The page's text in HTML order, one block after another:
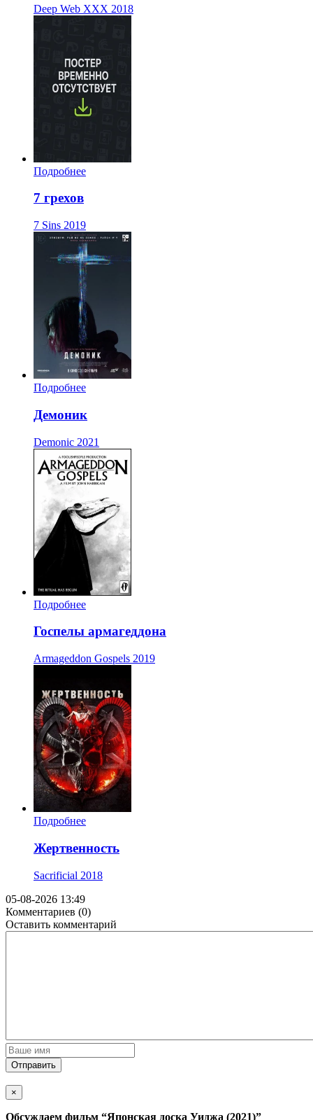
Deep Web XXX 2018
Подробнее
7 грехов
7 Sins 2019
Подробнее
Демоник
Demonic 2021
Подробнее
Госпелы армагеддона
Armageddon Gospels 2019
Подробнее
Жертвенность
Sacrificial 2018
05-08-2026 13:49
Комментариев (0)
Оставить комментарий
Отправить
×
Обсуждаем фильм “Японская доска Уиджа (2021)”